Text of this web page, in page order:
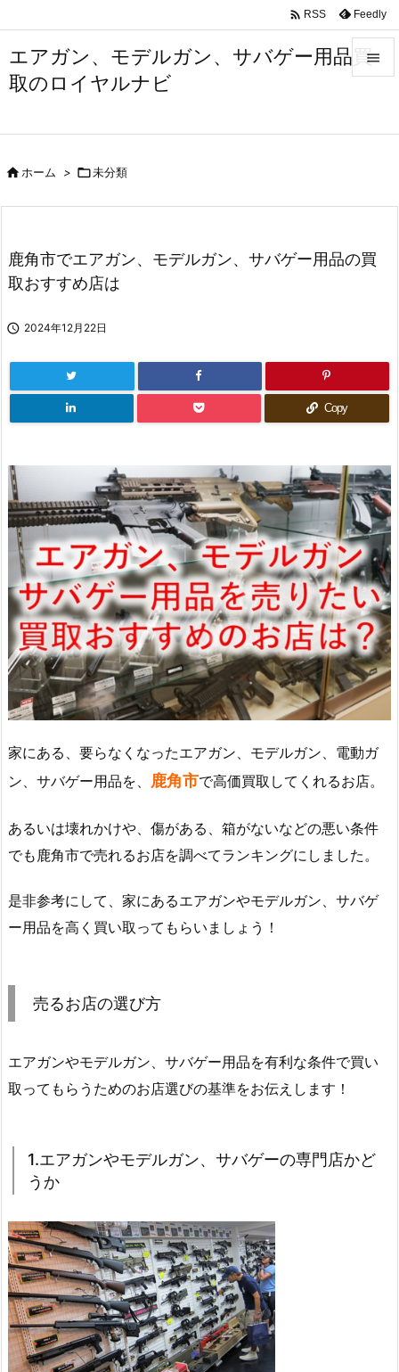
エアガン、モデルガン、サバゲー用品買
取のロイヤルナビ


前へ
次へ
 RSS Feedly
ホーム > 未分類
鹿角市でエアガン、モデルガン、サバゲー用品の買
取おすすめ店は
 2024年12月22日
Copy
家にある、要らなくなったエアガン、モデルガン、電動ガ
ン、サバゲー用品を、 鹿角市で高価買取してくれるお店。
あるいは壊れかけや、傷がある、箱がないなどの悪い条件
でも鹿角市で売れるお店を調べてランキングにしました。
是非参考にして、家にあるエアガンやモデルガン、サバゲ
ー用品を高く買い取ってもらいましょう！
売るお店の選び方
エアガンやモデルガン、サバゲー用品を有利な条件で買い
取ってもらうためのお店選びの基準をお伝えします！
1.エアガンやモデルガン、サバゲーの専門店かど
うか